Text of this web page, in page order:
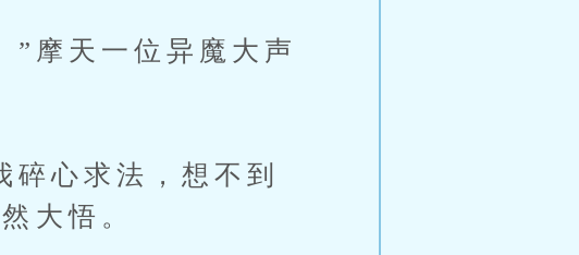
摩天一位异魔大声
心求法，想不到
大悟。